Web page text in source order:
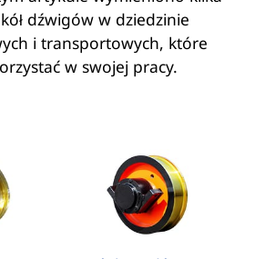
dźwigów w dziedzinie
i transportowych, które
w swojej pracy.